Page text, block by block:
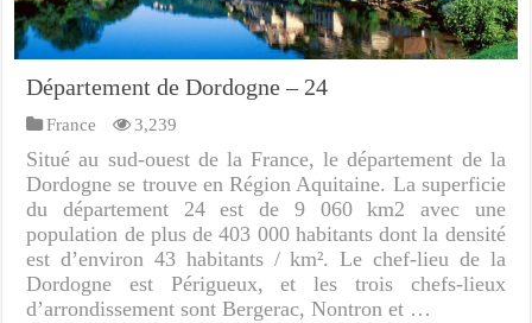
Département de Dordogne – 24
France 3,239
Situé au sud-ouest de la France, le département de la
Dordogne se trouve en Région Aquitaine. La superficie
du département 24 est de 9 060 km2 avec une
population de plus de 403 000 habitants dont la densité
est d’environ 43 habitants / km². Le chef-lieu de la
Dordogne est Périgueux, et les trois chefs-lieux
d’arrondissement sont Bergerac, Nontron et …